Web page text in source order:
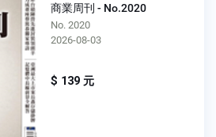
商業周刊 - No.2020
No. 2020
2026-08-03
$ 139 元